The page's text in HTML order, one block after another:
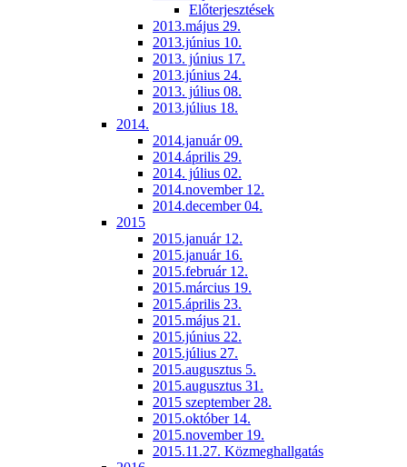
Előterjesztések
2013.május 29.
2013.június 10.
2013. június 17.
2013.június 24.
2013. július 08.
2013.július 18.
2014.
2014.január 09.
2014.április 29.
2014. július 02.
2014.november 12.
2014.december 04.
2015
2015.január 12.
2015.január 16.
2015.február 12.
2015.március 19.
2015.április 23.
2015.május 21.
2015.június 22.
2015.július 27.
2015.augusztus 5.
2015.augusztus 31.
2015 szeptember 28.
2015.október 14.
2015.november 19.
2015.11.27. Közmeghallgatás